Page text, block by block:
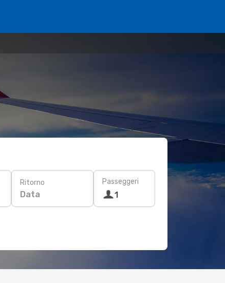
Ritorno
Data
Passeggeri
1